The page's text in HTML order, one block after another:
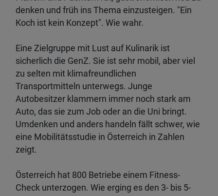
denken und früh ins Thema einzusteigen. "Ein
Koch ist kein Konzept". Wie wahr.
Eine Zielgruppe mit Lust auf Kulinarik ist
sicherlich die GenZ. Sie ist sehr mobil, aber viel
zu selten mit klimafreundlichen
Transportmitteln unterwegs. Junge
Autobesitzer klammern immer noch stark am
Auto, das sie zum Job oder an die Uni bringt.
Umdenken und anders handeln fällt schwer, wie
eine Mobilitätsstudie in Österreich in Zahlen
zeigt.
Österreich hat 800 Betriebe einem Fitness-
Check unterzogen. Wie erging es den 3- bis 5-